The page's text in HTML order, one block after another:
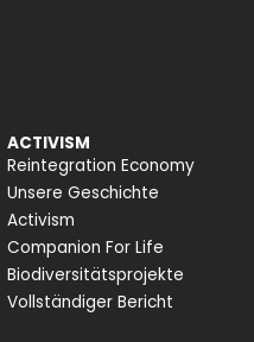
ACTIVISM
Reintegration Economy
Unsere Geschichte
Activism
Companion For Life
Biodiversitätsprojekte
Vollständiger Bericht